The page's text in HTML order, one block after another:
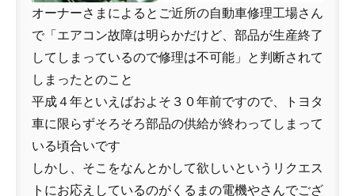
オーナーさまによるとご近所の自動車修理工場さん
で「エアコン故障は明らかだけど、部品が生産終了
してしまっているので修理は不可能」と判断されて
しまったとのこと
平成４年といえばおよそ３０年前ですので、トヨタ
車に限らずそろそろ部品の供給が終わってしまって
いる頃合いです
しかし、そこをなんとかして欲しいというリクエス
トにお応えしているのがくるまの電機やさんでござ